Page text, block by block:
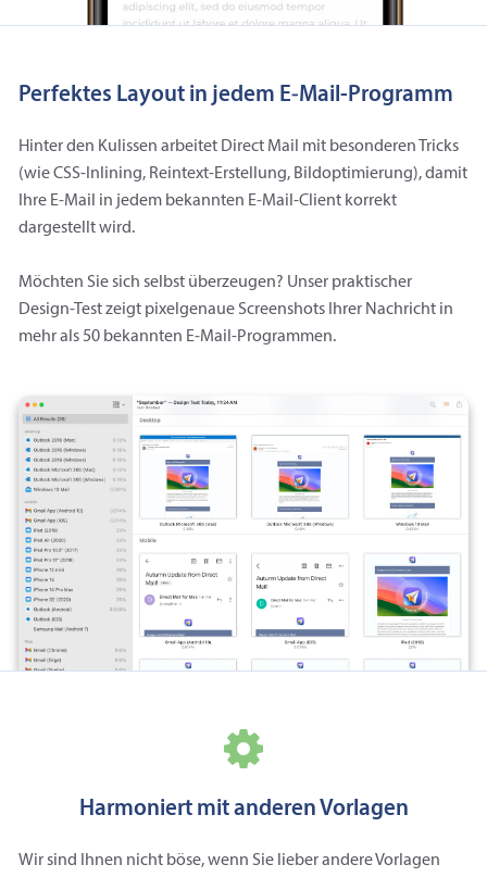
Perfektes Layout in jedem E‑Mail-Programm
Hinter den Kulissen arbeitet Direct Mail mit besonderen Tricks
(wie CSS-Inlining, Reintext-Erstellung, Bildoptimierung), damit
Ihre E‑Mail in jedem bekannten E‑Mail-Client korrekt
dargestellt wird.
Möchten Sie sich selbst überzeugen? Unser praktischer
Design-Test zeigt pixelgenaue Screenshots Ihrer Nachricht in
mehr als 50 bekannten E‑Mail-Programmen.
Harmoniert mit anderen Vorlagen
Wir sind Ihnen nicht böse, wenn Sie lieber andere Vorlagen